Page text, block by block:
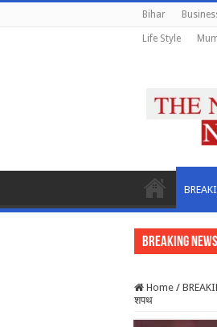
Bihar
Life Style
Breaking News
Home /
शपथ